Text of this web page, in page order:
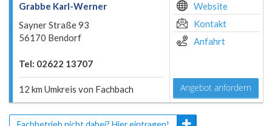
Grabbe Karl-Werner
Sayner Straße 93
56170 Bendorf
Tel: 02622 13707
12 km Umkreis von Fachbach
Website
Kontakt
Anfahrt
Angebot anfordern
Fachbetrieb nicht dabei? Hier eintragen!